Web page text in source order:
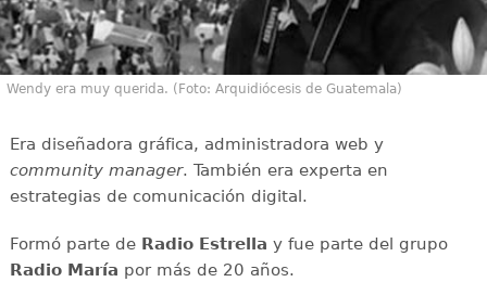
Wendy era muy querida. (Foto: Arquidiócesis de Guatemala)
Era diseñadora gráfica, administradora web y
community manager. También era experta en
estrategias de comunicación digital.
Formó parte de Radio Estrella y fue parte del grupo
Radio María por más de 20 años.